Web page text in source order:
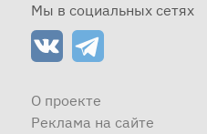
Мы в социальных сетях
О проекте
Реклама на сайте